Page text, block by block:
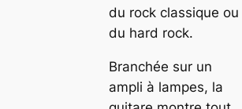
du rock classique ou
du hard rock.
Branchée sur un
ampli à lampes, la